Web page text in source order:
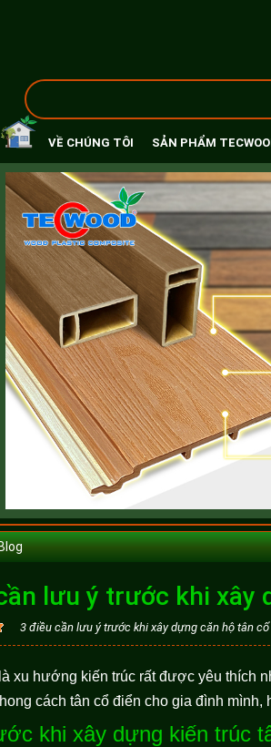
VỀ CHÚNG TÔI SẢN PHẨM
Blog
lưu ý trước khi xây
3 điều cần lưu ý trước khi xây dựng căn hộ tân
là xu hướng kiến trúc rất được yêu thích
cách tân cổ điển cho gia đình
khi xây dựng kiến trúc